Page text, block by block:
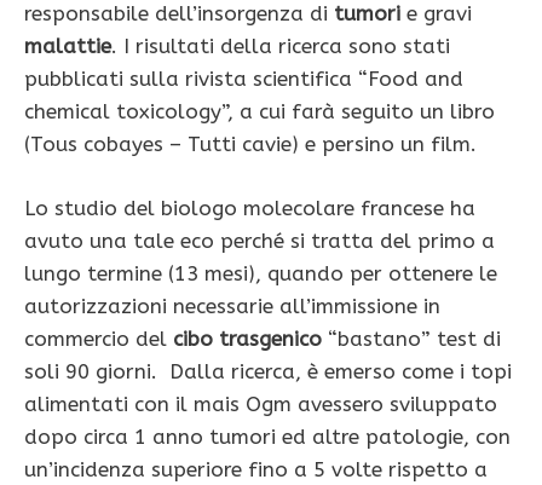
responsabile dell’insorgenza di tumori e gravi
malattie. I risultati della ricerca sono stati
pubblicati sulla rivista scientifica “Food and
chemical toxicology”, a cui farà seguito un libro
(Tous cobayes – Tutti cavie) e persino un film.
Lo studio del biologo molecolare francese ha
avuto una tale eco perché si tratta del primo a
lungo termine (13 mesi), quando per ottenere le
autorizzazioni necessarie all’immissione in
commercio del cibo trasgenico “bastano” test di
soli 90 giorni. Dalla ricerca, è emerso come i topi
alimentati con il mais Ogm avessero sviluppato
dopo circa 1 anno tumori ed altre patologie, con
un’incidenza superiore fino a 5 volte rispetto a